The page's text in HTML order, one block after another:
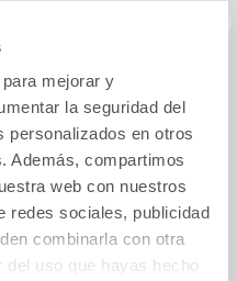
mejorar y
la seguridad del
personalizados en otros
Además, compartimos
web con nuestros
redes sociales, publicidad
combinarla con otra
uso que hayas hecho
monstruos van
zoo - LIBRO 15
6,95€
Comprar